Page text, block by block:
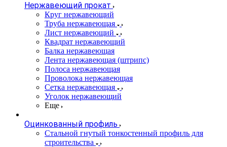
Нержавеющий прокат
Круг нержавеющий
Труба нержавеющая
Лист нержавеющий
Квадрат нержавеющий
Балка нержавеющая
Лента нержавеющая (штрипс)
Полоса нержавеющая
Проволока нержавеющая
Сетка нержавеющая
Уголок нержавеющий
Еще
Оцинкованный профиль
Стальной гнутый тонкостенный профиль для
строительства